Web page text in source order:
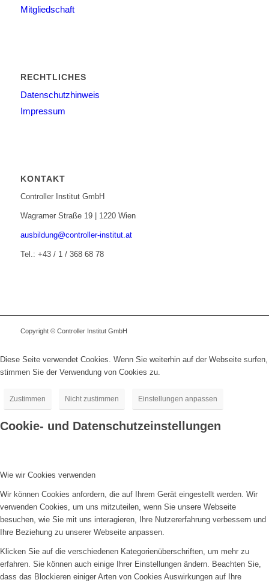
Mitgliedschaft
RECHTLICHES
Datenschutzhinweis
Impressum
KONTAKT
Controller Institut GmbH
Wagramer Straße 19 | 1220 Wien
ausbildung@controller-institut.at
Tel.: +43 / 1 / 368 68 78
Copyright © Controller Institut GmbH
Diese Seite verwendet Cookies. Wenn Sie weiterhin auf der Webseite surfen,
stimmen Sie der Verwendung von Cookies zu.
Zustimmen Nicht zustimmen Einstellungen anpassen
Cookie- und Datenschutzeinstellungen
Wie wir Cookies verwenden
Wir können Cookies anfordern, die auf Ihrem Gerät eingestellt werden. Wir
verwenden Cookies, um uns mitzuteilen, wenn Sie unsere Webseite
besuchen, wie Sie mit uns interagieren, Ihre Nutzererfahrung verbessern und
Ihre Beziehung zu unserer Webseite anpassen.
Klicken Sie auf die verschiedenen Kategorienüberschriften, um mehr zu
erfahren. Sie können auch einige Ihrer Einstellungen ändern. Beachten Sie,
dass das Blockieren einiger Arten von Cookies Auswirkungen auf Ihre